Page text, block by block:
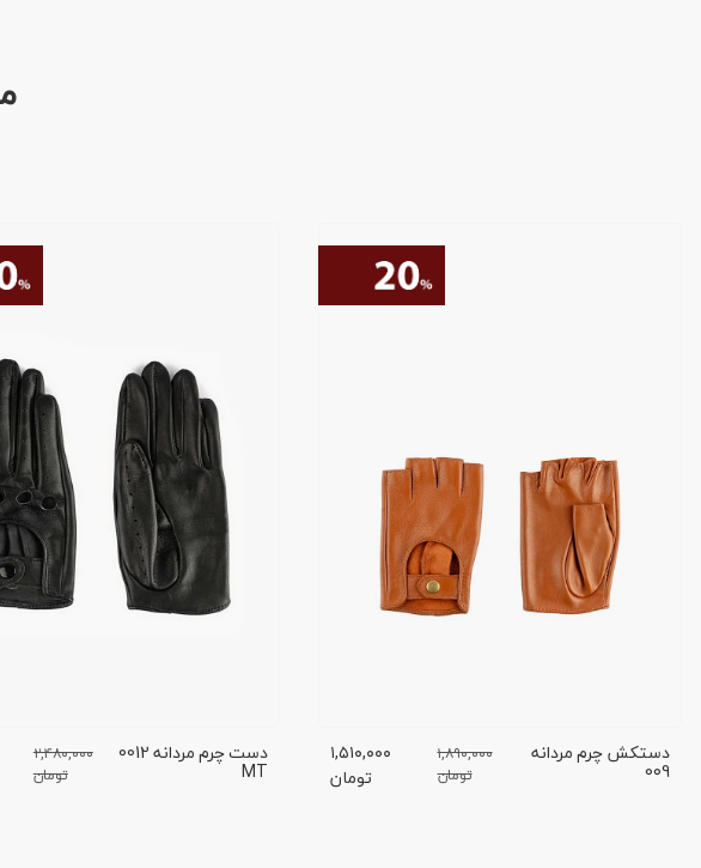
دستکش چرم مردانه
009
۱,۸۹۰,۰۰۰
تومان
۱,۵۱۰,۰۰۰
تومان
دست چرم مردانه 0012
MT
۲,۴۸۰,۰۰۰
تومان